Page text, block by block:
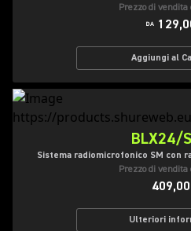
Prezzo di
DA
Aggiungi al
BLX24/
Sistema radiomicrofonico SM con
Prezzo di
Ulteriori